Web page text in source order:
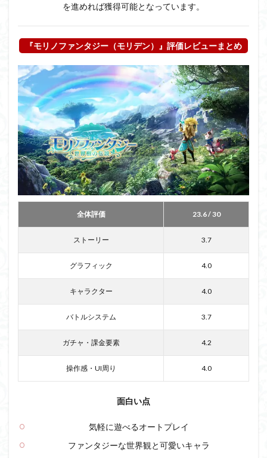
を進めれば獲得可能となっています。
『モリノファンタジー（モリデン）』評価レビューまとめ
全体評価 23.6/ 30
ストーリー 3.7
グラフィック 4.0
キャラクター 4.0
バトルシステム 3.7
ガチャ・課金要素 4.2
操作感・UI周り 4.0
面白い点
気軽に遊べるオートプレイ
ファンタジーな世界観と可愛いキャラ